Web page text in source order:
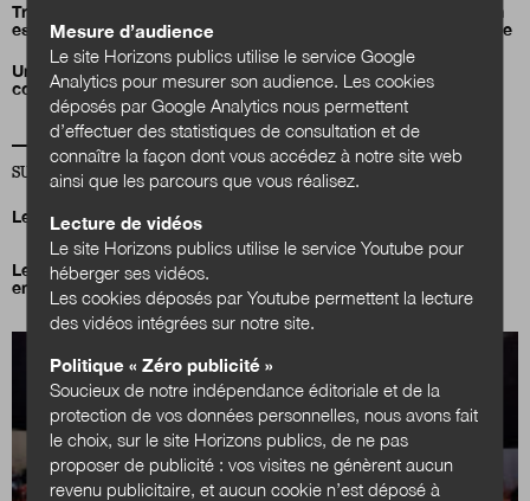
Transition énergétique : comment la Fontaine d’Ouche à Dijon
est devenue le plus grand quartier à énergie positive de France
Un carnet d’inspiration pour déployer l’IA responsable en
collectivités
SUR LA MÊME THÉMATIQUE ENVIRONNEMENT
Le Grand Annecy veut en finir avec le fioul
Le financement de la transformation écologique au cœur des
enjeux des collectivités territoriales
Mesure d’audience
Le site Horizons publics utilise le service Google
Analytics pour mesurer son audience. Les cookies
déposés par Google Analytics nous permettent
d’effectuer des statistiques de consultation et de
connaître la façon dont vous accédez à notre site web
ainsi que les parcours que vous réalisez.
Lecture de vidéos
Le site Horizons publics utilise le service Youtube pour
héberger ses vidéos.
Les cookies déposés par Youtube permettent la lecture
des vidéos intégrées sur notre site.
Politique « Zéro publicité »
Soucieux de notre indépendance éditoriale et de la
protection de vos données personnelles, nous avons fait
le choix, sur le site Horizons publics, de ne pas
proposer de publicité : vos visites ne génèrent aucun
revenu publicitaire, et aucun cookie n’est déposé à